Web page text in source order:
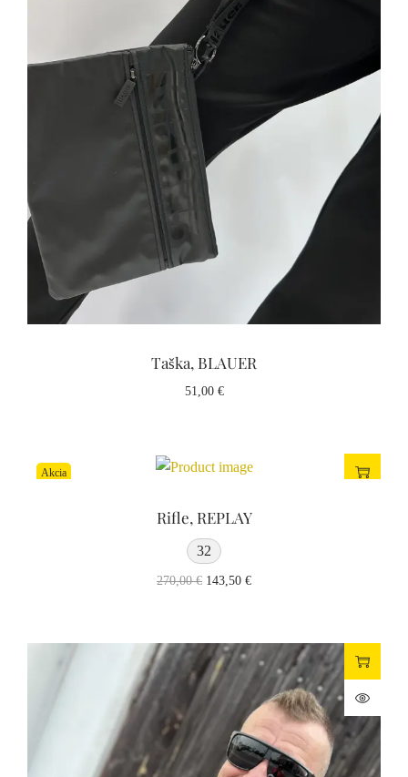
Taška, BLAUER
51,00 €
Akcia
Rifle, REPLAY
32
270,00€ 143,50 €